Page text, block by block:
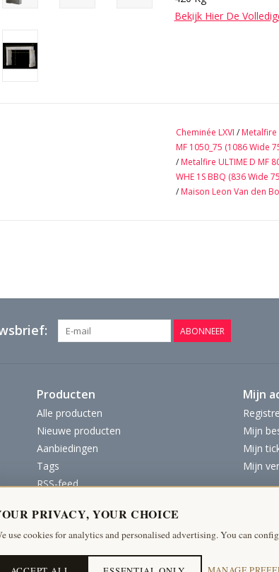
Bekijk Hier De
Cheminée LXVI / Metalfire
MF 1050_75 (1086 Wide
/ Metalfire ULTIME D MF
WHE 1S BBQ (836 Wide
/ Maison Leon Van den
ABONNEER
Producten
Alle producten
Nieuwe producten
Aanbiedingen
Tags
RSS-feed
Mijn
Mijn
Mijn
Mijn
PRIVACY, YOUR CHOICE
use cookies for analytics and personalised advertising. You can